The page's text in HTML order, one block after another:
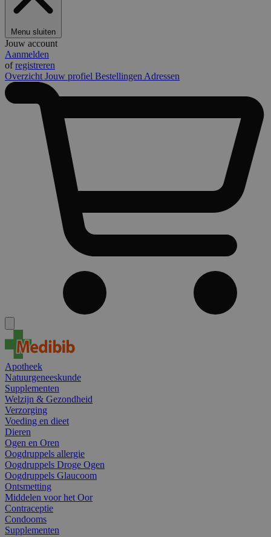
Menu sluiten
Jouw account
Aanmelden
ofregistreren
Overzicht Jouw profiel Bestellingen Adressen
Apotheek
Natuurgeneeskunde
Supplementen
Welzijn & Gezondheid
Verzorging
Voeding en dieet
Dieren
Ogen en Oren
Oogdruppels allergie
Oogdruppels Droge Ogen
Oogdruppels Glaucoom
Ontsmetting
Middelen voor het Oor
Contraceptie
Condooms
Supplementen